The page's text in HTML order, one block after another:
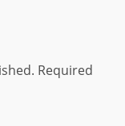
Required